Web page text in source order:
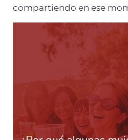
compartiendo en ese